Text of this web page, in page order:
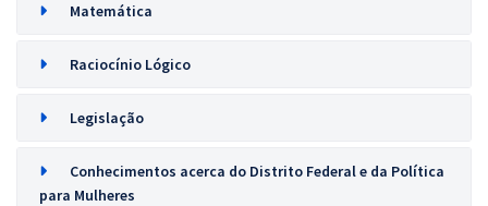
Matemática
Raciocínio Lógico
Legislação
Conhecimentos acerca do Distrito Federal e da Política
para Mulheres